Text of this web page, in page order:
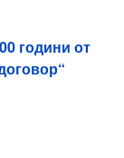
години от